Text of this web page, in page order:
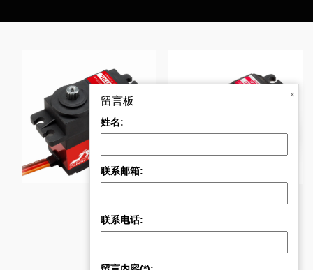
PDI-6121MG 21KG精
留言板
姓名:
联系邮箱:
联系电话:
×